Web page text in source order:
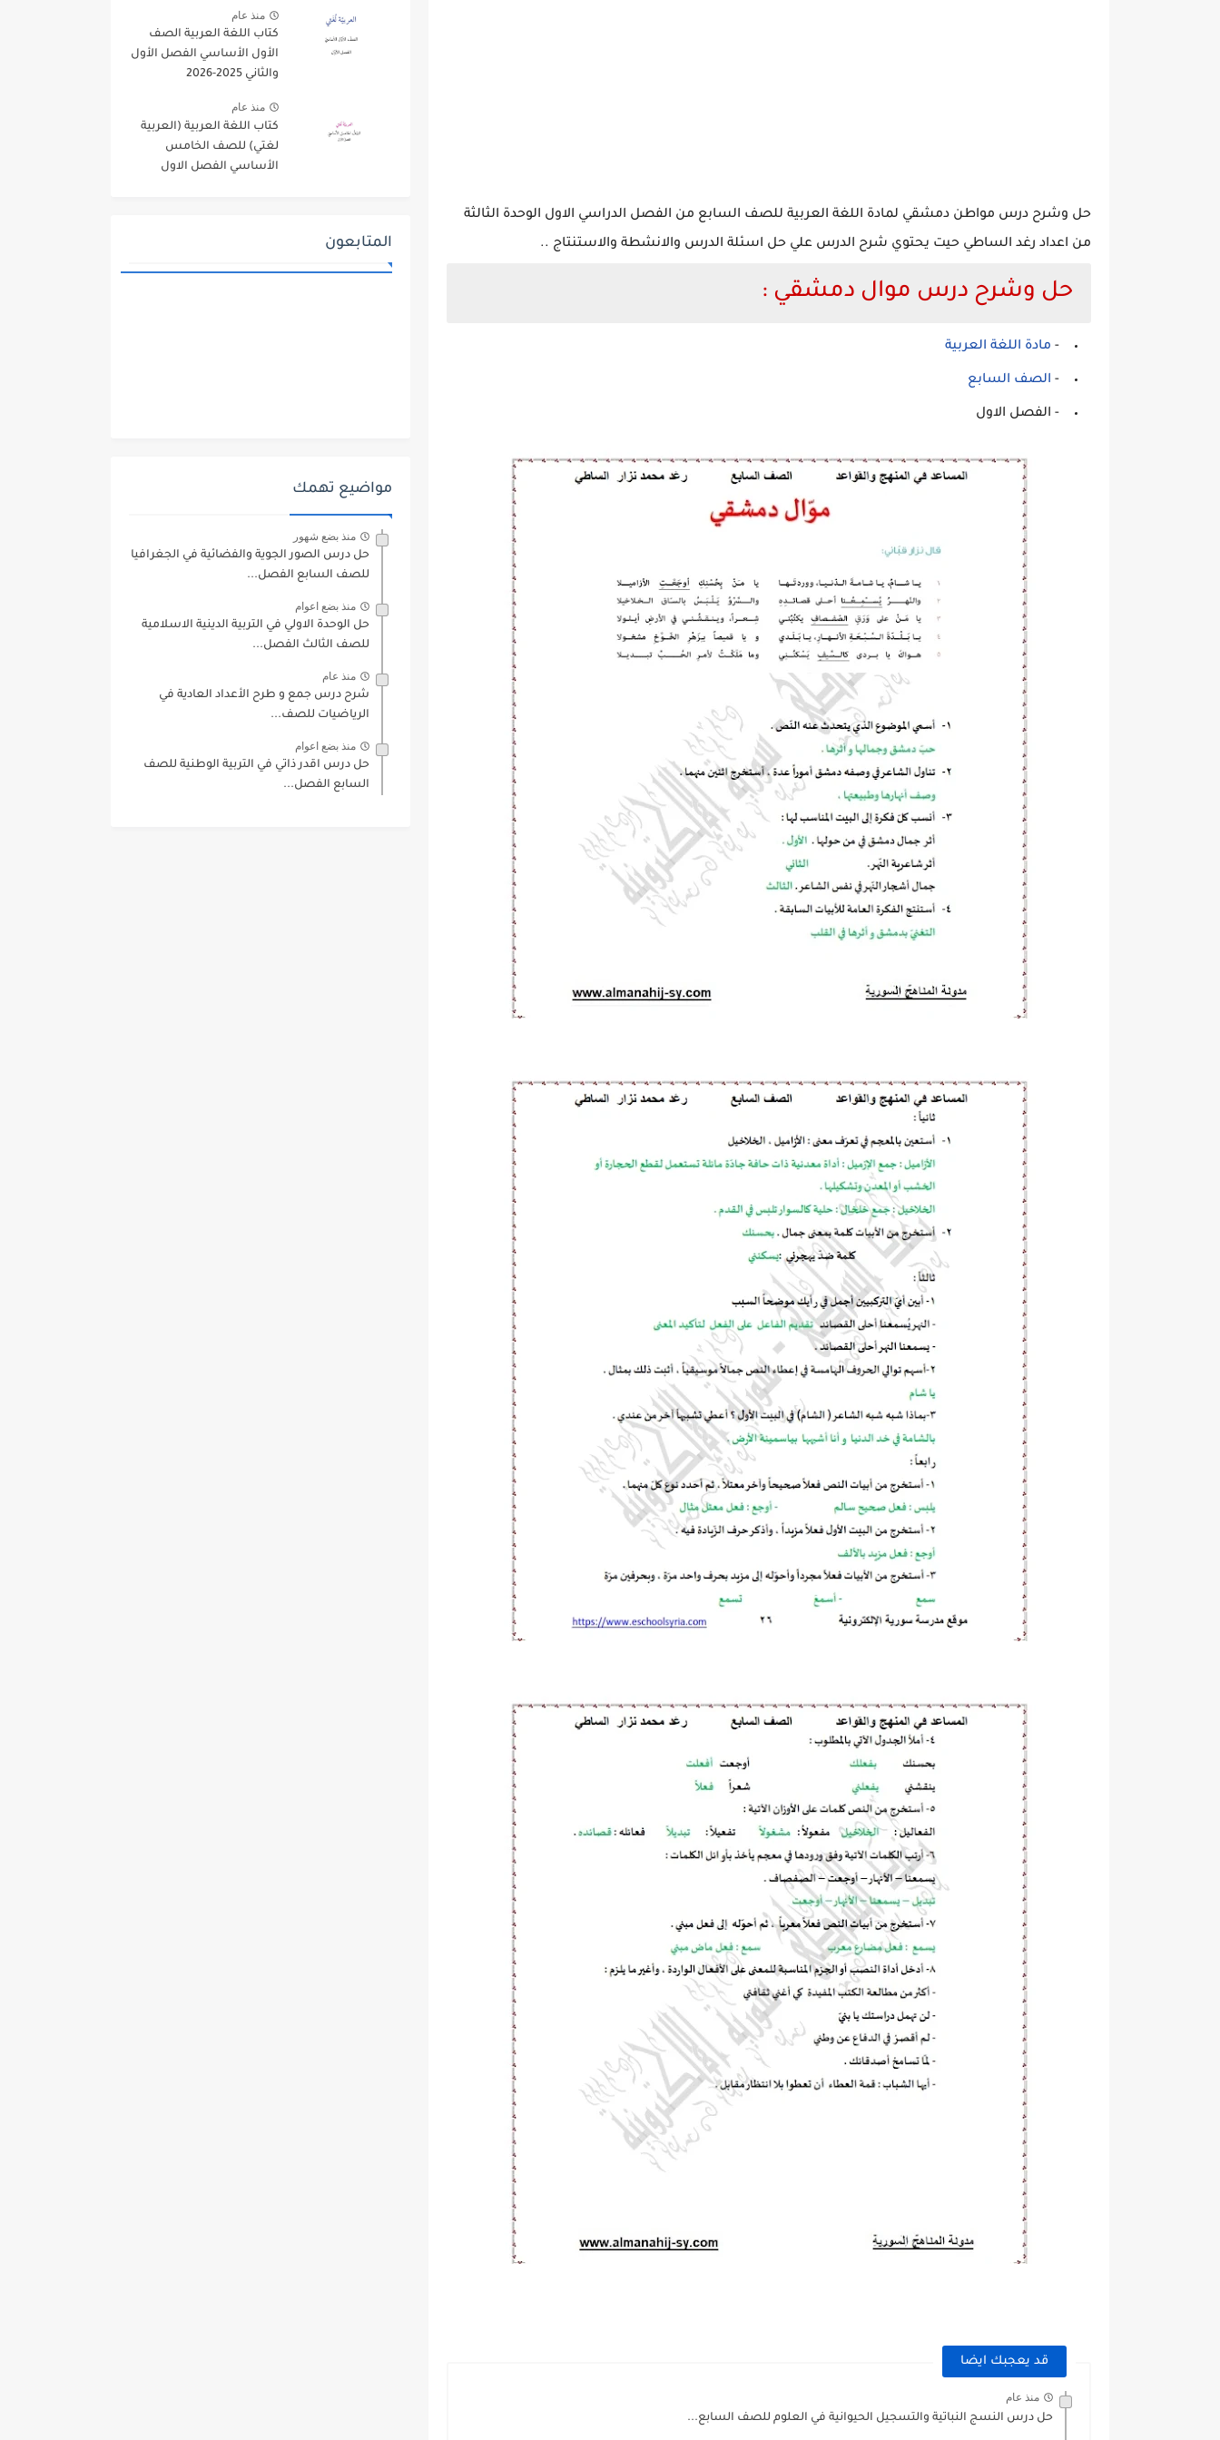
حل وشرح درس مواطن دمشقي لمادة اللغة العربية للصف السابع من الفصل الدراسي الاول الوحدة الثالثة
من اعداد رغد الساطي حيت يحتوي شرح الدرس علي حل اسئلة الدرس والانشطة والاستنتاج ..
حل وشرح درس موال دمشقي :
- مادة اللغة العربية
- الصف السابع
- الفصل الاول
قد يعجبك ايضا
منذ عام
حل درس النسج النباتية والتسجيل الحيوانية في العلوم للصف السابع...
منذ عام
كتاب اللغة العربية الصف
الأول الأساسي الفصل الأول
والثاني 2025-2026
منذ عام
كتاب اللغة العربية (العربية
لغتي) للصف الخامس
الأساسي الفصل الاول
المتابعون
مواضيع تهمك
منذ بضع شهور
حل درس الصور الجوية والفضائية في الجغرافيا
للصف السابع الفصل...
منذ بضع اعوام
حل الوحدة الاولي في التربية الدينية الاسلامية
للصف الثالث الفصل...
منذ عام
شرح درس جمع و طرح الأعداد العادية في
الرياضيات للصف...
منذ بضع اعوام
حل درس اقدر ذاتي في التربية الوطنية للصف
السابع الفصل...